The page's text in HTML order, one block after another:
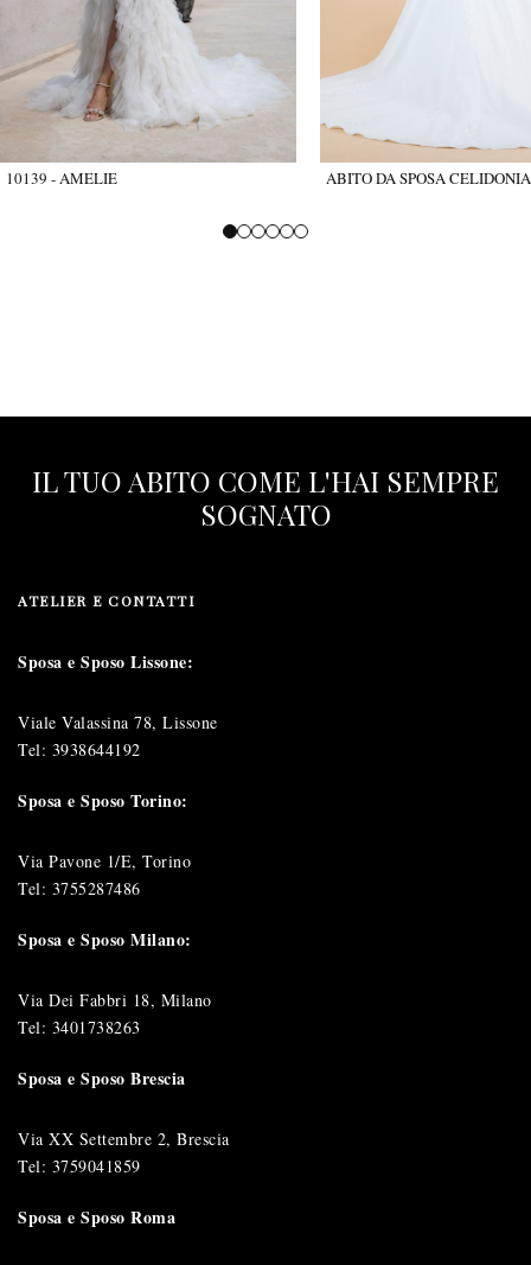
10139 - AMELIE ABITO DA SPOSA CELIDONIA
IL TUO ABITO COME L'HAI SEMPRE
SOGNATO
ATELIER E CONTATTI
Sposa e Sposo Lissone:
Viale Valassina 78, Lissone
Tel: 3938644192
Sposa e Sposo Torino:
Via Pavone 1/E, Torino
Tel: 3755287486
Sposa e Sposo Milano:
Via Dei Fabbri 18, Milano
Tel: 3401738263
Sposa e Sposo Brescia
Via XX Settembre 2, Brescia
Tel: 3759041859
Sposa e Sposo Roma